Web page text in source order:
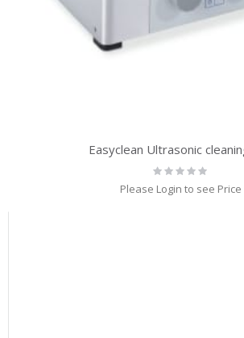
Easyclean Ultrasonic
Rating:
0%
Please Login to see Price